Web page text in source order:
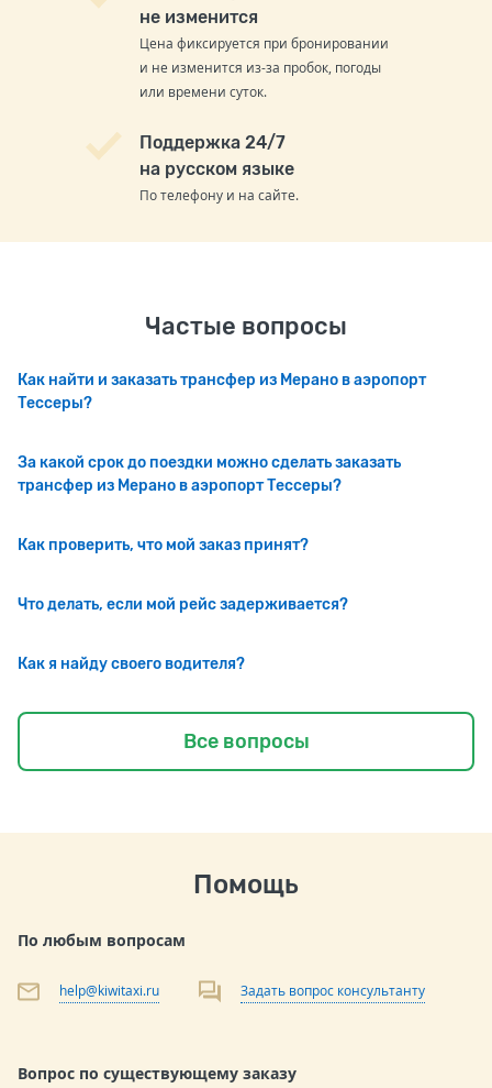
не изменится
Цена фиксируется при бронировании
и не изменится из-за пробок, погоды
или времени суток.
Поддержка 24/7
на русском языке
По телефону и на сайте.
Частые вопросы
Как найти и заказать трансфер из Мерано в аэропорт
Тессеры?
За какой срок до поездки можно сделать заказать
трансфер из Мерано в аэропорт Тессеры?
Как проверить, что мой заказ принят?
Что делать, если мой рейс задерживается?
Как я найду своего водителя?
Все вопросы
Помощь
По любым вопросам
help@kiwitaxi.ru Задать вопрос консультанту
Вопрос по существующему заказу